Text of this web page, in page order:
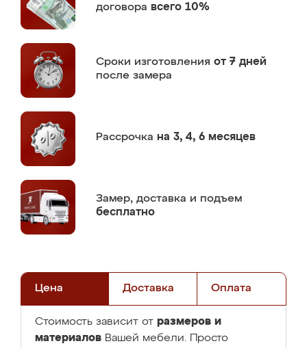
договора всего 10%
Сроки изготовления от 7 дней
после замера
Рассрочка на 3, 4, 6 месяцев
Замер, доставка и подъем
бесплатно
Цена Доставка Оплата
Стоимость зависит от размеров и
материалов Вашей мебели. Просто